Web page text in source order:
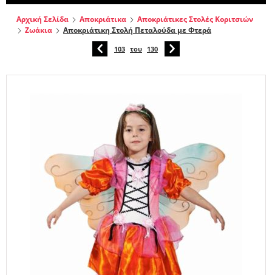
Αρχική Σελίδα Αποκριάτικα
Αποκριάτικες Στολές Κοριτσιών
Ζωάκια
Αποκριάτικη Στολή Πεταλούδα με Φτερά
103 του 130